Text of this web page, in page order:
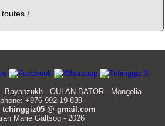
!
- Bayanzukh - OULAN-BATOR - Mongolia
+976-992-19-839
tchinggiz05 @ gmail.com
Marie Galtsog - 2026